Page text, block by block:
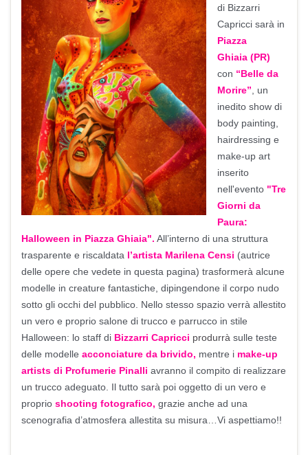
di Bizzarri
Capricci sarà in
Piazza
Ghiaia (PR)
con “Belle da
Morire”, un
inedito show di
body painting,
hairdressing e
make-up art
inserito
nell'evento "Tre
Giorni da
Paura:
Halloween in Piazza Ghiaia". All’interno di una struttura
trasparente e riscaldata l’artista Marilena Censi (autrice
delle opere che vedete in questa pagina) trasformerà alcune
modelle in creature fantastiche, dipingendone il corpo nudo
sotto gli occhi del pubblico. Nello stesso spazio verrà allestito
un vero e proprio salone di trucco e parrucco in stile
Halloween: lo staff di Bizzarri Capricci produrrà sulle teste
delle modelle acconciature da brivido, mentre i make-up
artists di Profumerie Pinalli avranno il compito di realizzare
un trucco adeguato. Il tutto sarà poi oggetto di un vero e
proprio shooting fotografico, grazie anche ad una
scenografia d’atmosfera allestita su misura…Vi aspettiamo!!